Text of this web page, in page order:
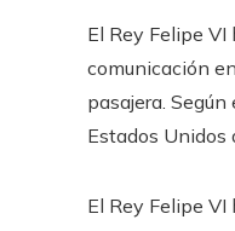
El Rey Felipe
comunicación
pasajera.
Estados Unidos
El Rey Felipe